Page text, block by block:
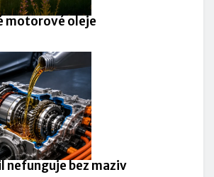
motorové oleje
nefunguje bez maziv